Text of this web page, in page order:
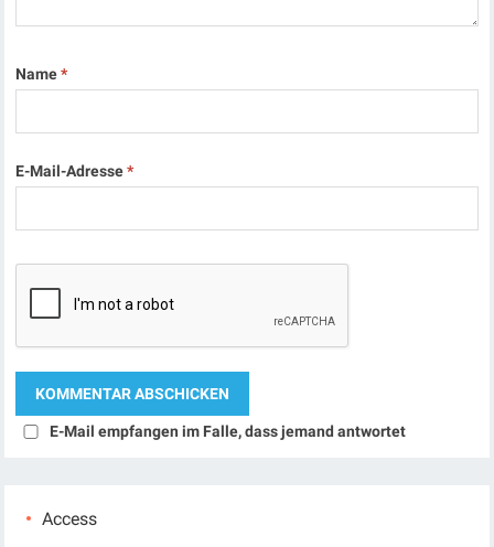
Name*
E-Mail-Adresse*
E-Mail empfangen im Falle, dass jemand antwortet
Access